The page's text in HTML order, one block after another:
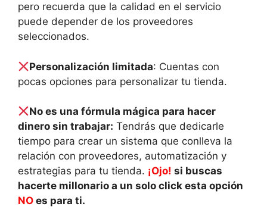
pero recuerda que la calidad en el servicio
puede depender de los proveedores
seleccionados.
Personalización limitada: Cuentas con
pocas opciones para personalizar tu tienda.
No es una fórmula mágica para hacer
dinero sin trabajar: Tendrás que dedicarle
tiempo para crear un sistema que conlleva la
relación con proveedores, automatización y
estrategias para tu tienda. ¡Ojo! si buscas
hacerte millonario a un solo click esta opción
NO es para ti.